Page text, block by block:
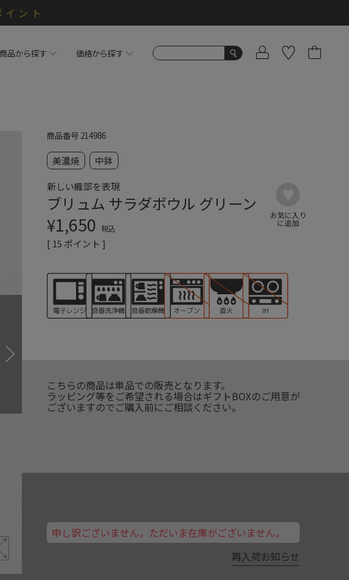
ント
商品から探す 価格から探す
商品番号 214986
美濃焼 中鉢
新しい織部を表現
ブリュム サラダボウル グリーン
¥1,650 税込
[ 15 ポイント ]
こちらの商品は単品での販売となります。
ラッピング等をご希望される場合はギフトBOXのご用意が
ございますのでご購入前にご相談ください。
申し訳ございません。ただいま在庫がございません。
再入荷お知らせ